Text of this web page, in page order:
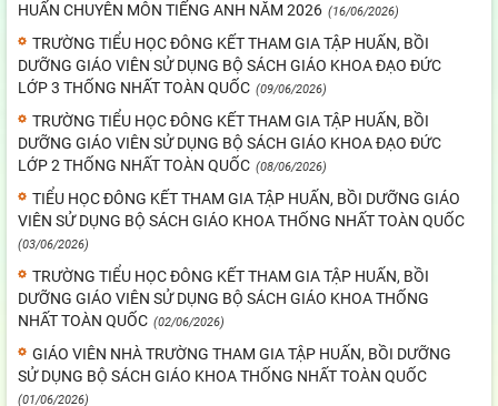
HUẤN CHUYÊN MÔN TIẾNG ANH NĂM 2026 (16/06/2026)
TRƯỜNG TIỂU HỌC ĐÔNG KẾT THAM GIA TẬP HUẤN, BỒI
DƯỠNG GIÁO VIÊN SỬ DỤNG BỘ SÁCH GIÁO KHOA ĐẠO ĐỨC
LỚP 3 THỐNG NHẤT TOÀN QUỐC (09/06/2026)
TRƯỜNG TIỂU HỌC ĐÔNG KẾT THAM GIA TẬP HUẤN, BỒI
DƯỠNG GIÁO VIÊN SỬ DỤNG BỘ SÁCH GIÁO KHOA ĐẠO ĐỨC
LỚP 2 THỐNG NHẤT TOÀN QUỐC (08/06/2026)
TIỂU HỌC ĐÔNG KẾT THAM GIA TẬP HUẤN, BỒI DƯỠNG GIÁO
VIÊN SỬ DỤNG BỘ SÁCH GIÁO KHOA THỐNG NHẤT TOÀN QUỐC
(03/06/2026)
TRƯỜNG TIỂU HỌC ĐÔNG KẾT THAM GIA TẬP HUẤN, BỒI
DƯỠNG GIÁO VIÊN SỬ DỤNG BỘ SÁCH GIÁO KHOA THỐNG
NHẤT TOÀN QUỐC (02/06/2026)
GIÁO VIÊN NHÀ TRƯỜNG THAM GIA TẬP HUẤN, BỒI DƯỠNG
SỬ DỤNG BỘ SÁCH GIÁO KHOA THỐNG NHẤT TOÀN QUỐC
(01/06/2026)